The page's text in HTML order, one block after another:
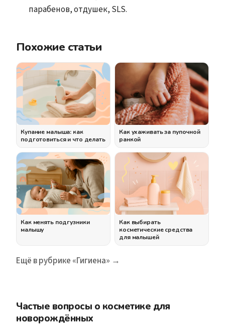
парабенов, отдушек, SLS.
Похожие статьи
Купание малыша: как
подготовиться и что делать
Как ухаживать за пупочной
ранкой
Как менять подгузники
малышу
Как выбирать
косметические средства
для малышей
Ещё в рубрике «Гигиена» →
Частые вопросы о косметике для
новорождённых